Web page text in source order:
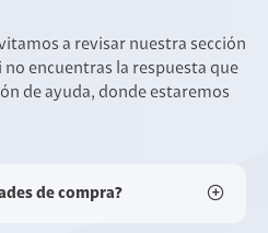
a revisar nuestra sección
encuentras la respuesta que
de ayuda, donde estaremos
de compra?